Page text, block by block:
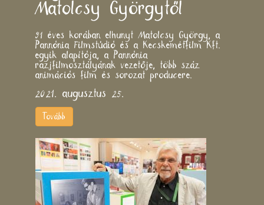
Matolcsy Györgytől
91 éves korában elhunyt Matolcsy György, a
Pannónia Filmstúdió és a Kecskemétfilm Kft.
egyik alapítója, a Pannónia
razjfilmosztályának vezetője, több száz
animációs film és sorozat producere.
2021. augusztus 25.
Tovább